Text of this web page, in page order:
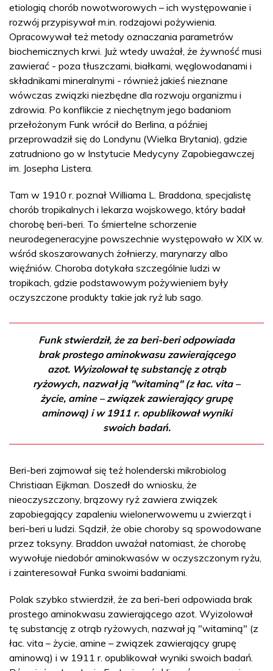
etiologią chorób nowotworowych – ich występowanie i
rozwój przypisywał m.in. rodzajowi pożywienia.
Opracowywał też metody oznaczania parametrów
biochemicznych krwi. Już wtedy uważał, że żywność musi
zawierać - poza tłuszczami, białkami, węglowodanami i
składnikami mineralnymi - również jakieś nieznane
wówczas związki niezbędne dla rozwoju organizmu i
zdrowia. Po konflikcie z niechętnym jego badaniom
przełożonym Funk wrócił do Berlina, a później
przeprowadził się do Londynu (Wielka Brytania), gdzie
zatrudniono go w Instytucie Medycyny Zapobiegawczej
im. Josepha Listera.
Tam w 1910 r. poznał Williama L. Braddona, specjalistę
chorób tropikalnych i lekarza wojskowego, który badał
chorobę beri-beri. To śmiertelne schorzenie
neurodegeneracyjne powszechnie występowało w XIX w.
wśród skoszarowanych żołnierzy, marynarzy albo
więźniów. Choroba dotykała szczególnie ludzi w
tropikach, gdzie podstawowym pożywieniem były
oczyszczone produkty takie jak ryż lub sago.
Funk stwierdził, że za beri-beri odpowiada
brak prostego aminokwasu zawierającego
azot. Wyizolował tę substancję z otrąb
ryżowych, nazwał ją "witaminą" (z łac. vita –
życie, amine – związek zawierający grupę
aminową) i w 1911 r. opublikował wyniki
swoich badań.
Beri-beri zajmował się też holenderski mikrobiolog
Christiaan Eijkman. Doszedł do wniosku, że
nieoczyszczony, brązowy ryż zawiera związek
zapobiegający zapaleniu wielonerwowemu u zwierząt i
beri-beri u ludzi. Sądził, że obie choroby są spowodowane
przez toksyny. Braddon uważał natomiast, że chorobę
wywołuje niedobór aminokwasów w oczyszczonym ryżu,
i zainteresował Funka swoimi badaniami.
Polak szybko stwierdził, że za beri-beri odpowiada brak
prostego aminokwasu zawierającego azot. Wyizolował
tę substancję z otrąb ryżowych, nazwał ją "witaminą" (z
łac. vita – życie, amine – związek zawierający grupę
aminową) i w 1911 r. opublikował wyniki swoich badań.